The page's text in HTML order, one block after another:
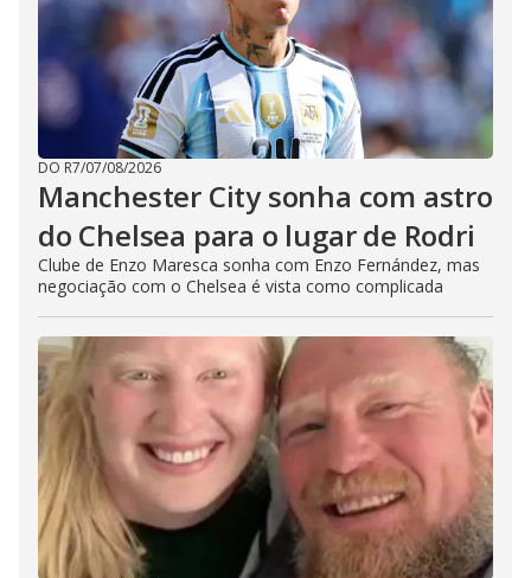
DO R7/07/08/2026
Manchester City sonha com astro
do Chelsea para o lugar de Rodri
Clube de Enzo Maresca sonha com Enzo Fernández, mas
negociação com o Chelsea é vista como complicada